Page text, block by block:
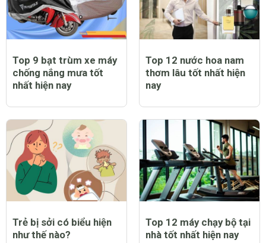
Top 9 bạt trùm xe máy
chống nắng mưa tốt
nhất hiện nay
Top 12 nước hoa nam
thơm lâu tốt nhất hiện
nay
Trẻ bị sởi có biểu hiện
như thế nào?
Top 12 máy chạy bộ tại
nhà tốt nhất hiện nay